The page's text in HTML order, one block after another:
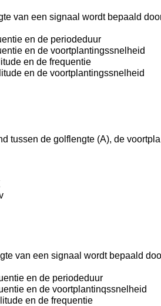
van een signaal wordt bepaald
en de periodeduur
en de voortplantingssnelheid
en de frequentie
en de voortplantingssnelheid
tussen de golflengte (A), de
van een signaal wordt bepaald
en de periodeduur
en de voortplantinqssnelheid
en de frequentie